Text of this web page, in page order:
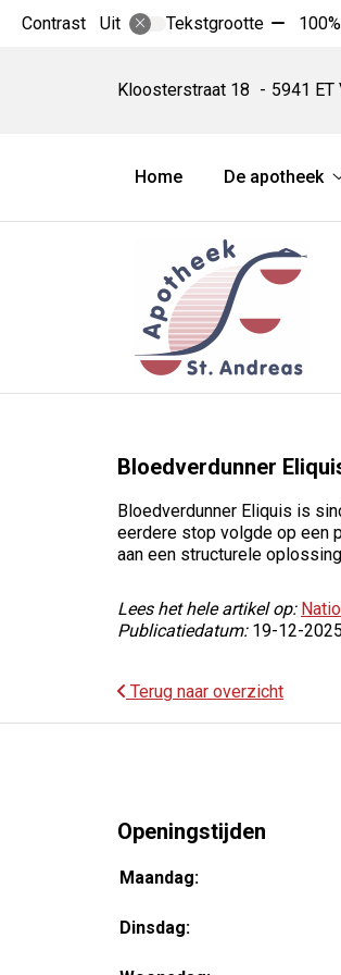
Contrast Uit Tekstgrootte Tekst
10%
100%
Kloosterstraat 18 5941 ET
Hoofdmenu
Home
De apotheek
Bloedverdunner
Bloedverdunner Eliquis is
eerdere stop volgde op een
aan een structurele
Lees het hele artikel op:
Publicatiedatum: 19-12-2025
Terug naar overzicht
Openingstijden
Maandag:
Dinsdag: